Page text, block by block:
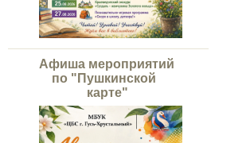
Афиша мероприятий
по "Пушкинской
карте"